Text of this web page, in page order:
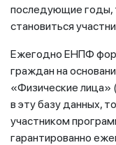
последующие годы,
становиться
Ежегодно ЕНПФ
граждан на
«Физические лица»
в эту базу данных,
участником
гарантированно